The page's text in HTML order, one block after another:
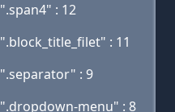
".span4" : 12
".block_title_filet" : 11
".separator" : 9
".dropdown-menu" : 8